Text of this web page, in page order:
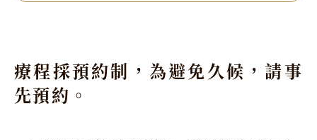
療程採預約制，為避免久候，請事
先預約。